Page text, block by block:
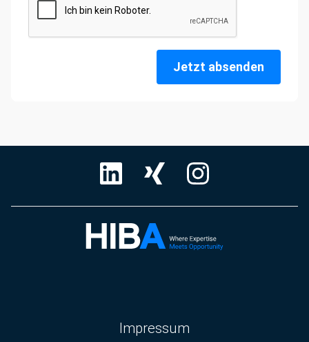
Jetzt absenden
Navigation
Impressum